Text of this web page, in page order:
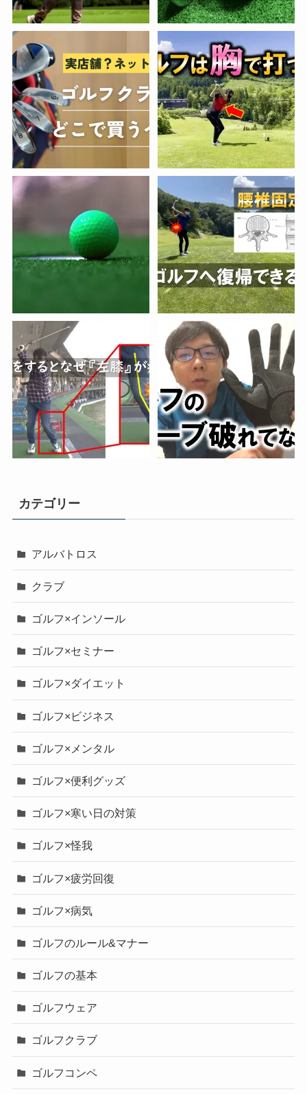
カテゴリー
アルバトロス
クラブ
ゴルフ×インソール
ゴルフ×セミナー
ゴルフ×ダイエット
ゴルフ×ビジネス
ゴルフ×メンタル
ゴルフ×便利グッズ
ゴルフ×寒い日の対策
ゴルフ×怪我
ゴルフ×疲労回復
ゴルフ×病気
ゴルフのルール&マナー
ゴルフの基本
ゴルフウェア
ゴルフクラブ
ゴルフコンペ